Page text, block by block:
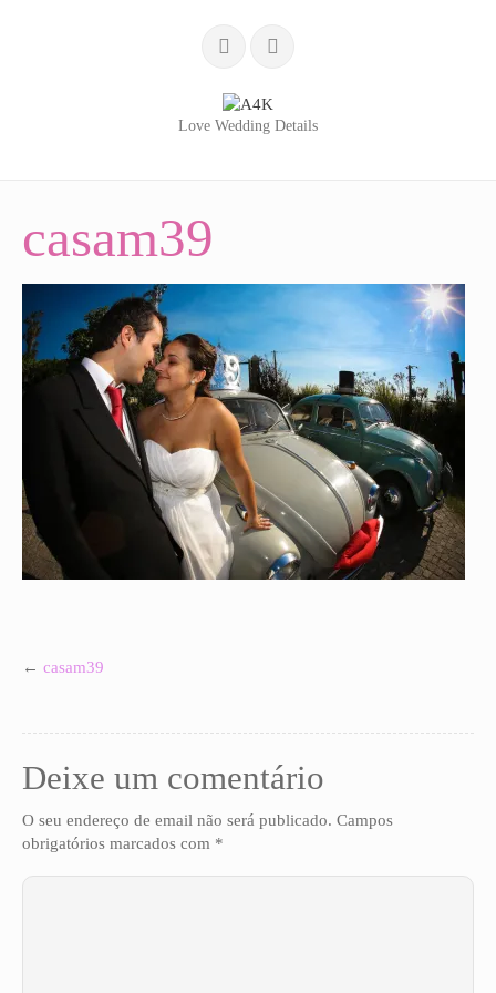
Love Wedding Details
SERVIÇOS
WEDDING BLOG
PORTFÓLIO
QUEM SOMOS
TESTEMUNHOS
CONTACTOS
GALERIAS PRIVADAS
casam39
← casam39
Deixe um comentário
O seu endereço de email não será publicado. Campos
obrigatórios marcados com *